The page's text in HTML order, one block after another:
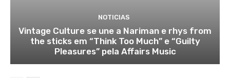
NOTICIAS
Vintage Culture se une a Nariman e rhys from
the sticks em “Think Too Much” e “Guilty
Pleasures” pela Affairs Music